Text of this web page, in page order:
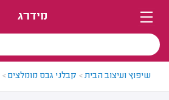
מידרג
שיפוץ ועיצוב הבית> קבלני גבס מומלצים>